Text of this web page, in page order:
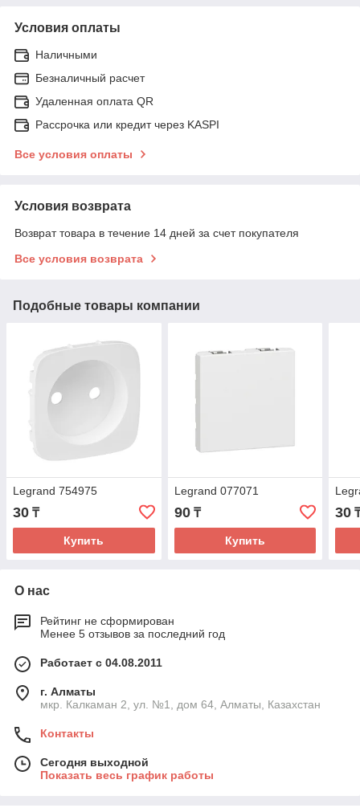
Условия оплаты
Наличными
Безналичный расчет
Удаленная оплата QR
Рассрочка или кредит через KASPI
Все условия оплаты
Условия возврата
Возврат товара в течение 14 дней за счет покупателя
Все условия возврата
Подобные товары компании
Legrand 754975
30 ₸
Купить
Legrand 077071
90₸
Купить
30
О нас
Рейтинг не сформирован
Менее 5 отзывов за последний год
Работает с 04.08.2011
г. Алматы
мкр. Калкаман 2, ул. №1, дом 64, Алматы, Казахстан
Контакты
Сегодня выходной
Показать весь график работы